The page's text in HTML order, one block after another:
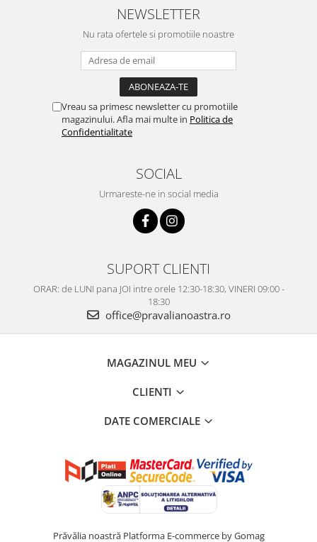
NEWSLETTER
Nu rata ofertele si promotiile noastre
Vreau sa primesc newsletter cu promotiile
magazinului. Afla mai multe in Politica de
Confidentialitate
SOCIAL
Urmareste-ne in social media
SUPORT CLIENTI
ORAR: de LUNI pana JOI intre orele 12:30-18:30, VINERI 09:00 -
18:30
office@pravalianoastra.ro
MAGAZINUL MEU
CLIENTI
DATE COMERCIALE
Prăvălia noastră Platforma E-commerce by Gomag